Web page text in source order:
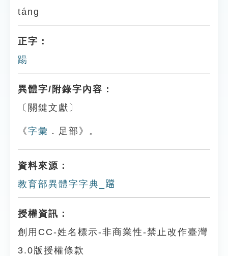
táng
正字：
踼
異體字/附錄字內容：
〔關鍵文獻〕
《字彙 ．足部》。
資料來源：
教育部異體字字典_𨆉
授權資訊：
創用CC-姓名標示-非商業性-禁止改作臺灣
3.0版授權條款